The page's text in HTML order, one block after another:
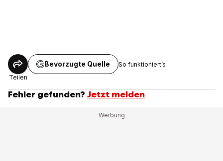
Teilen
Bevorzugte Quelle So funktioniert’s
Fehler gefunden? Jetzt melden